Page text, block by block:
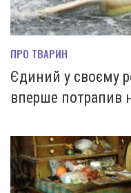
ПРО ТВАРИН
Єдиний у своєму
вперше потрапив